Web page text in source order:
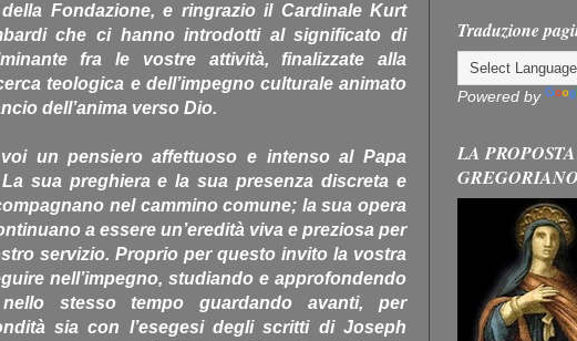
Fondazione, e ringrazio il Cardinale Kurt
che ci hanno introdotti al significato di
fra le vostre attività, finalizzate alla
teologica e dell’impegno culturale animato
dell’anima verso Dio.
un pensiero affettuoso e intenso al Papa
sua preghiera e la sua presenza discreta e
nel cammino comune; la sua opera
a essere un’eredità viva e preziosa per
servizio. Proprio per questo invito la vostra
nell’impegno, studiando e approfondendo
stesso tempo guardando avanti, per
sia con l’esegesi degli scritti di Joseph
Traduzione
Powered by
LA